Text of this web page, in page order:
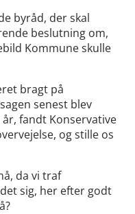
byråd, der skal
beslutning om,
Kommune skulle
bragt på
senest blev
fandt Konservative
og stille os
da vi traf
sig, her efter godt